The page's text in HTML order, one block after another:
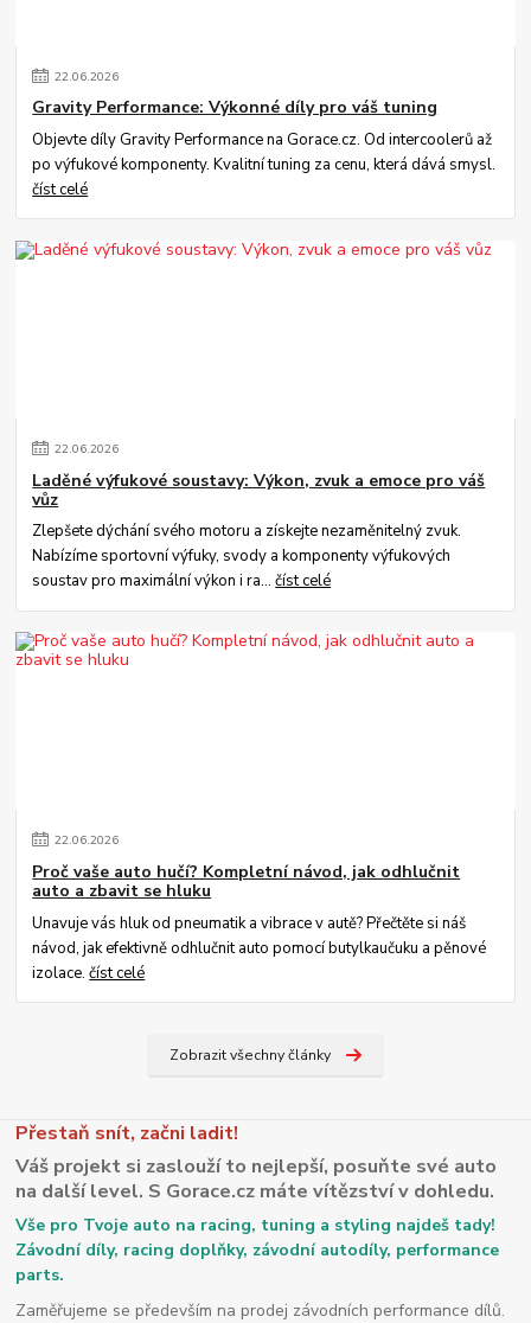
22.06.2026
Gravity Performance: Výkonné díly pro váš tuning
Objevte díly Gravity Performance na Gorace.cz. Od intercoolerů až
po výfukové komponenty. Kvalitní tuning za cenu, která dává smysl.
číst celé
22.06.2026
Laděné výfukové soustavy: Výkon, zvuk a emoce pro váš
vůz
Zlepšete dýchání svého motoru a získejte nezaměnitelný zvuk.
Nabízíme sportovní výfuky, svody a komponenty výfukových
soustav pro maximální výkon i ra...číst celé
22.06.2026
Proč vaše auto hučí? Kompletní návod, jak odhlučnit
auto a zbavit se hluku
Unavuje vás hluk od pneumatik a vibrace v autě? Přečtěte si náš
návod, jak efektivně odhlučnit auto pomocí butylkaučuku a pěnové
izolace.číst celé
Zobrazit všechny články
Přestaň snít, začni ladit!
Váš projekt si zaslouží to nejlepší, posuňte své auto
na další level. S Gorace.cz máte vítězství v dohledu.
Vše pro Tvoje auto na racing, tuning a styling najdeš tady!
Závodní díly, racing doplňky, závodní autodíly, performance
parts.
Zaměřujeme se především na prodej závodních performance dílů.